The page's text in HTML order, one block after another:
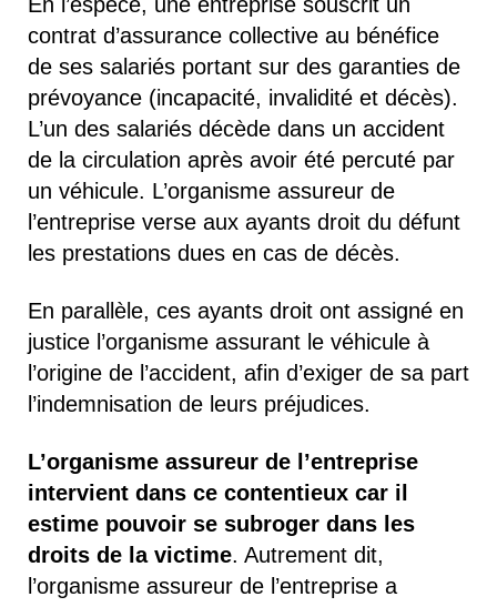
contrat d’assurance collective au bénéfice
de ses salariés portant sur des garanties de
prévoyance (incapacité, invalidité et décès).
L’un des salariés décède dans un accident
de la circulation après avoir été percuté par
un véhicule. L’organisme assureur de
l’entreprise verse aux ayants droit du défunt
les prestations dues en cas de décès.
En parallèle, ces ayants droit ont assigné en
justice l’organisme assurant le véhicule à
l’origine de l’accident, afin d’exiger de sa part
l’indemnisation de leurs préjudices.
L’organisme assureur de l’entreprise
intervient dans ce contentieux car il
estime pouvoir se subroger dans les
droits de la victime. Autrement dit,
l’organisme assureur de l’entreprise a